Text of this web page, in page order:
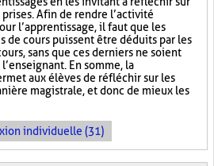
Afin de rendre l’activité
l’apprentissage, il faut que les
de cours puissent être déduits par les
sans que ces derniers ne soient
En somme, la
aux élèves de réfléchir sur les
magistrale, et donc de mieux les
individuelle (31)